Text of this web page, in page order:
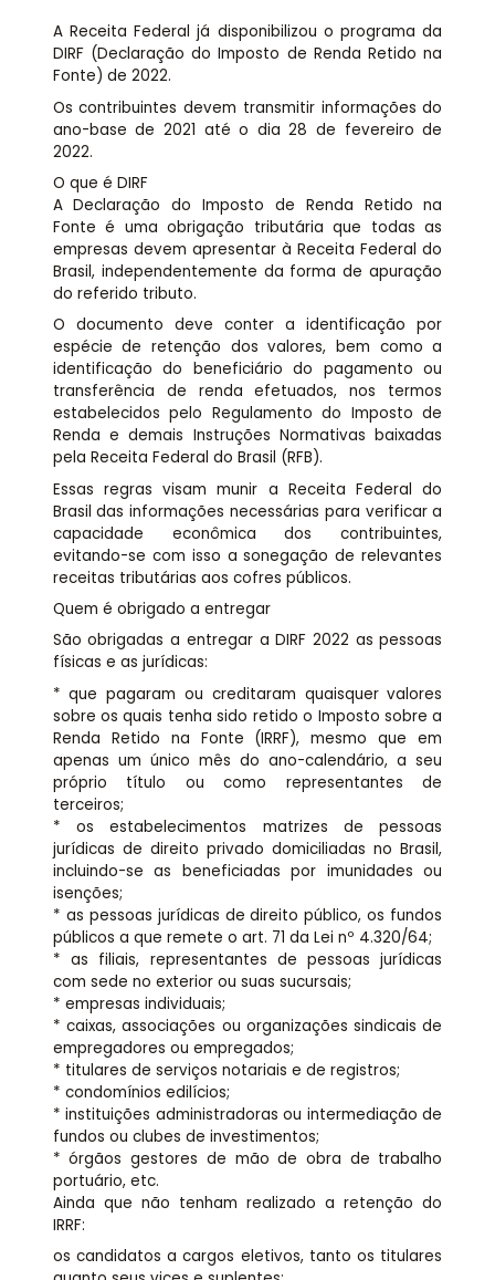
A Receita Federal já disponibilizou o programa da
DIRF (Declaração do Imposto de Renda Retido na
Fonte) de 2022.
Os contribuintes devem transmitir informações do
ano-base de 2021 até o dia 28 de fevereiro de
2022.
O que é DIRF
A Declaração do Imposto de Renda Retido na
Fonte é uma obrigação tributária que todas as
empresas devem apresentar à Receita Federal do
Brasil, independentemente da forma de apuração
do referido tributo.
O documento deve conter a identificação por
espécie de retenção dos valores, bem como a
identificação do beneficiário do pagamento ou
transferência de renda efetuados, nos termos
estabelecidos pelo Regulamento do Imposto de
Renda e demais Instruções Normativas baixadas
pela Receita Federal do Brasil (RFB).
Essas regras visam munir a Receita Federal do
Brasil das informações necessárias para verificar a
capacidade econômica dos contribuintes,
evitando-se com isso a sonegação de relevantes
receitas tributárias aos cofres públicos.
Quem é obrigado a entregar
São obrigadas a entregar a DIRF 2022 as pessoas
físicas e as jurídicas:
* que pagaram ou creditaram quaisquer valores
sobre os quais tenha sido retido o Imposto sobre a
Renda Retido na Fonte (IRRF), mesmo que em
apenas um único mês do ano-calendário, a seu
próprio título ou como representantes de
terceiros;
* os estabelecimentos matrizes de pessoas
jurídicas de direito privado domiciliadas no Brasil,
incluindo-se as beneficiadas por imunidades ou
isenções;
* as pessoas jurídicas de direito público, os fundos
públicos a que remete o art. 71 da Lei nº 4.320/64;
* as filiais, representantes de pessoas jurídicas
com sede no exterior ou suas sucursais;
* empresas individuais;
* caixas, associações ou organizações sindicais de
empregadores ou empregados;
* titulares de serviços notariais e de registros;
* condomínios edilícios;
* instituições administradoras ou intermediação de
fundos ou clubes de investimentos;
* órgãos gestores de mão de obra de trabalho
portuário, etc.
Ainda que não tenham realizado a retenção do
IRRF:
os candidatos a cargos eletivos, tanto os titulares